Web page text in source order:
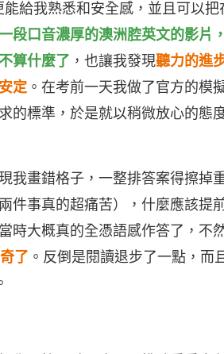
給我熟悉和安全感，並且可以把
段口音濃厚的澳洲腔英文的影片
算什麼了 ，也讓我發現聽力的進
定。在考前一天我做了官方的模
的標準，於是就以稍微放心的態
我畫錯格子，一整排答案得擦掉
件事真的超痛苦），什麼應該提
時大概真的全憑語感作答了，不
了 。反倒是閱讀退步了一點，而